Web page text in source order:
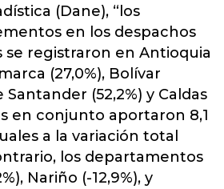
(Dane), “los
en los despachos
registraron en Antioquia
(27,0%), Bolívar
Santander (52,2%) y Caldas
en conjunto aportaron 8,1
a la variación total
los departamentos
Nariño (-12,9%), y